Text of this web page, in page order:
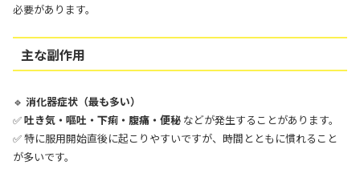
必要があります。
主な副作用
🔹 消化器症状（最も多い）
✅吐き気・嘔吐・下痢・腹痛・便秘 などが発生することがあります。
✅ 特に服用開始直後に起こりやすいですが、時間とともに慣れること
が多いです。